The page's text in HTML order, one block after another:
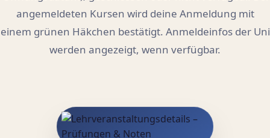
angemeldeten Kursen wird deine Anmeldung mit
einem grünen Häkchen bestätigt. Anmeldeinfos der Uni
werden angezeigt, wenn verfügbar.